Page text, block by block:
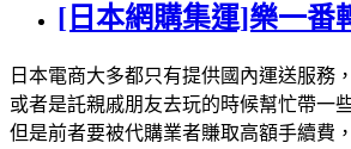
[日本網購集運]樂一番
日本電商大多都只有提供國內運送服務
或者是託親戚朋友去玩的時候幫忙帶一
但是前者要被代購業者賺取高額手續費